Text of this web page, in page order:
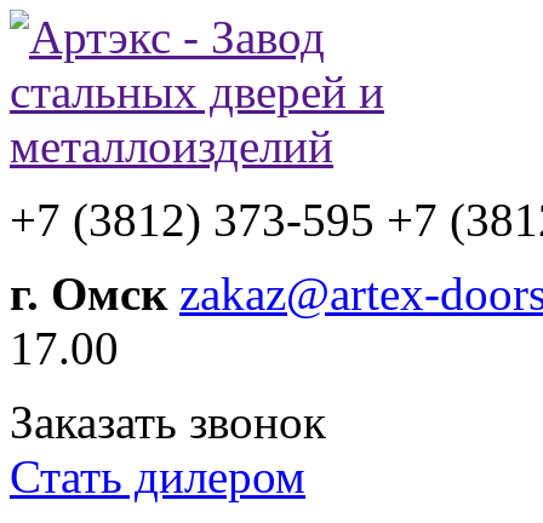
+7 (3812) 373-595 +7
г. Омск zakaz@artex-
17.00
Заказать звонок
Стать дилером